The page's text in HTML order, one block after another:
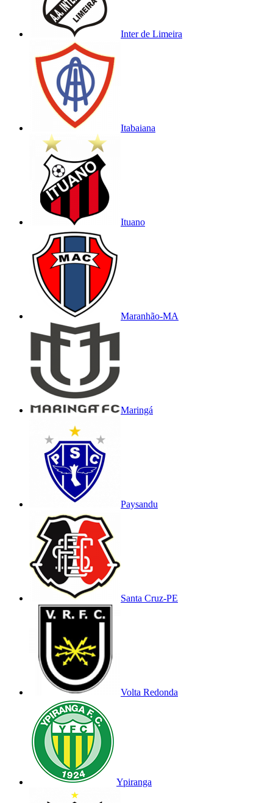
Inter de Limeira
Itabaiana
Ituano
Maranhão-MA
Maringá
Paysandu
Santa Cruz-PE
Volta Redonda
Ypiranga